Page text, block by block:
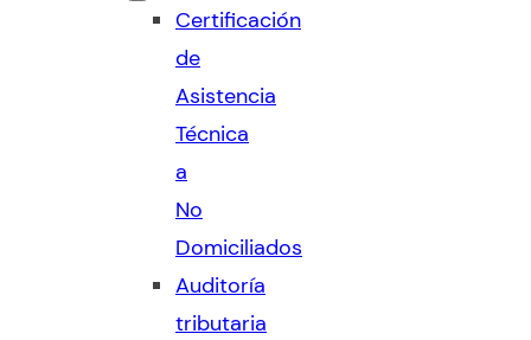
Certificación
de
Asistencia
Técnica
a
No
Domiciliados
Auditoría
tributaria